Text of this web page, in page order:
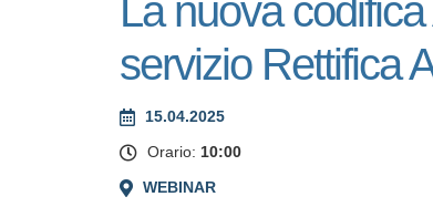
La nuova
servizio Rettifica
+
−
15.04.2025
Orario: 10:00
WEBINAR